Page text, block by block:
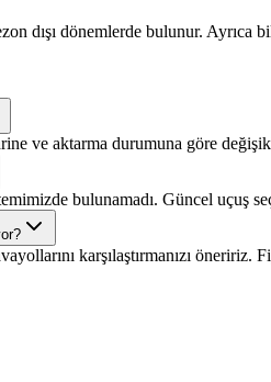
dışı dönemlerde bulunur. Ayrıca
ve aktarma durumuna göre
bulunamadı. Güncel uçuş
karşılaştırmanızı öneririz.